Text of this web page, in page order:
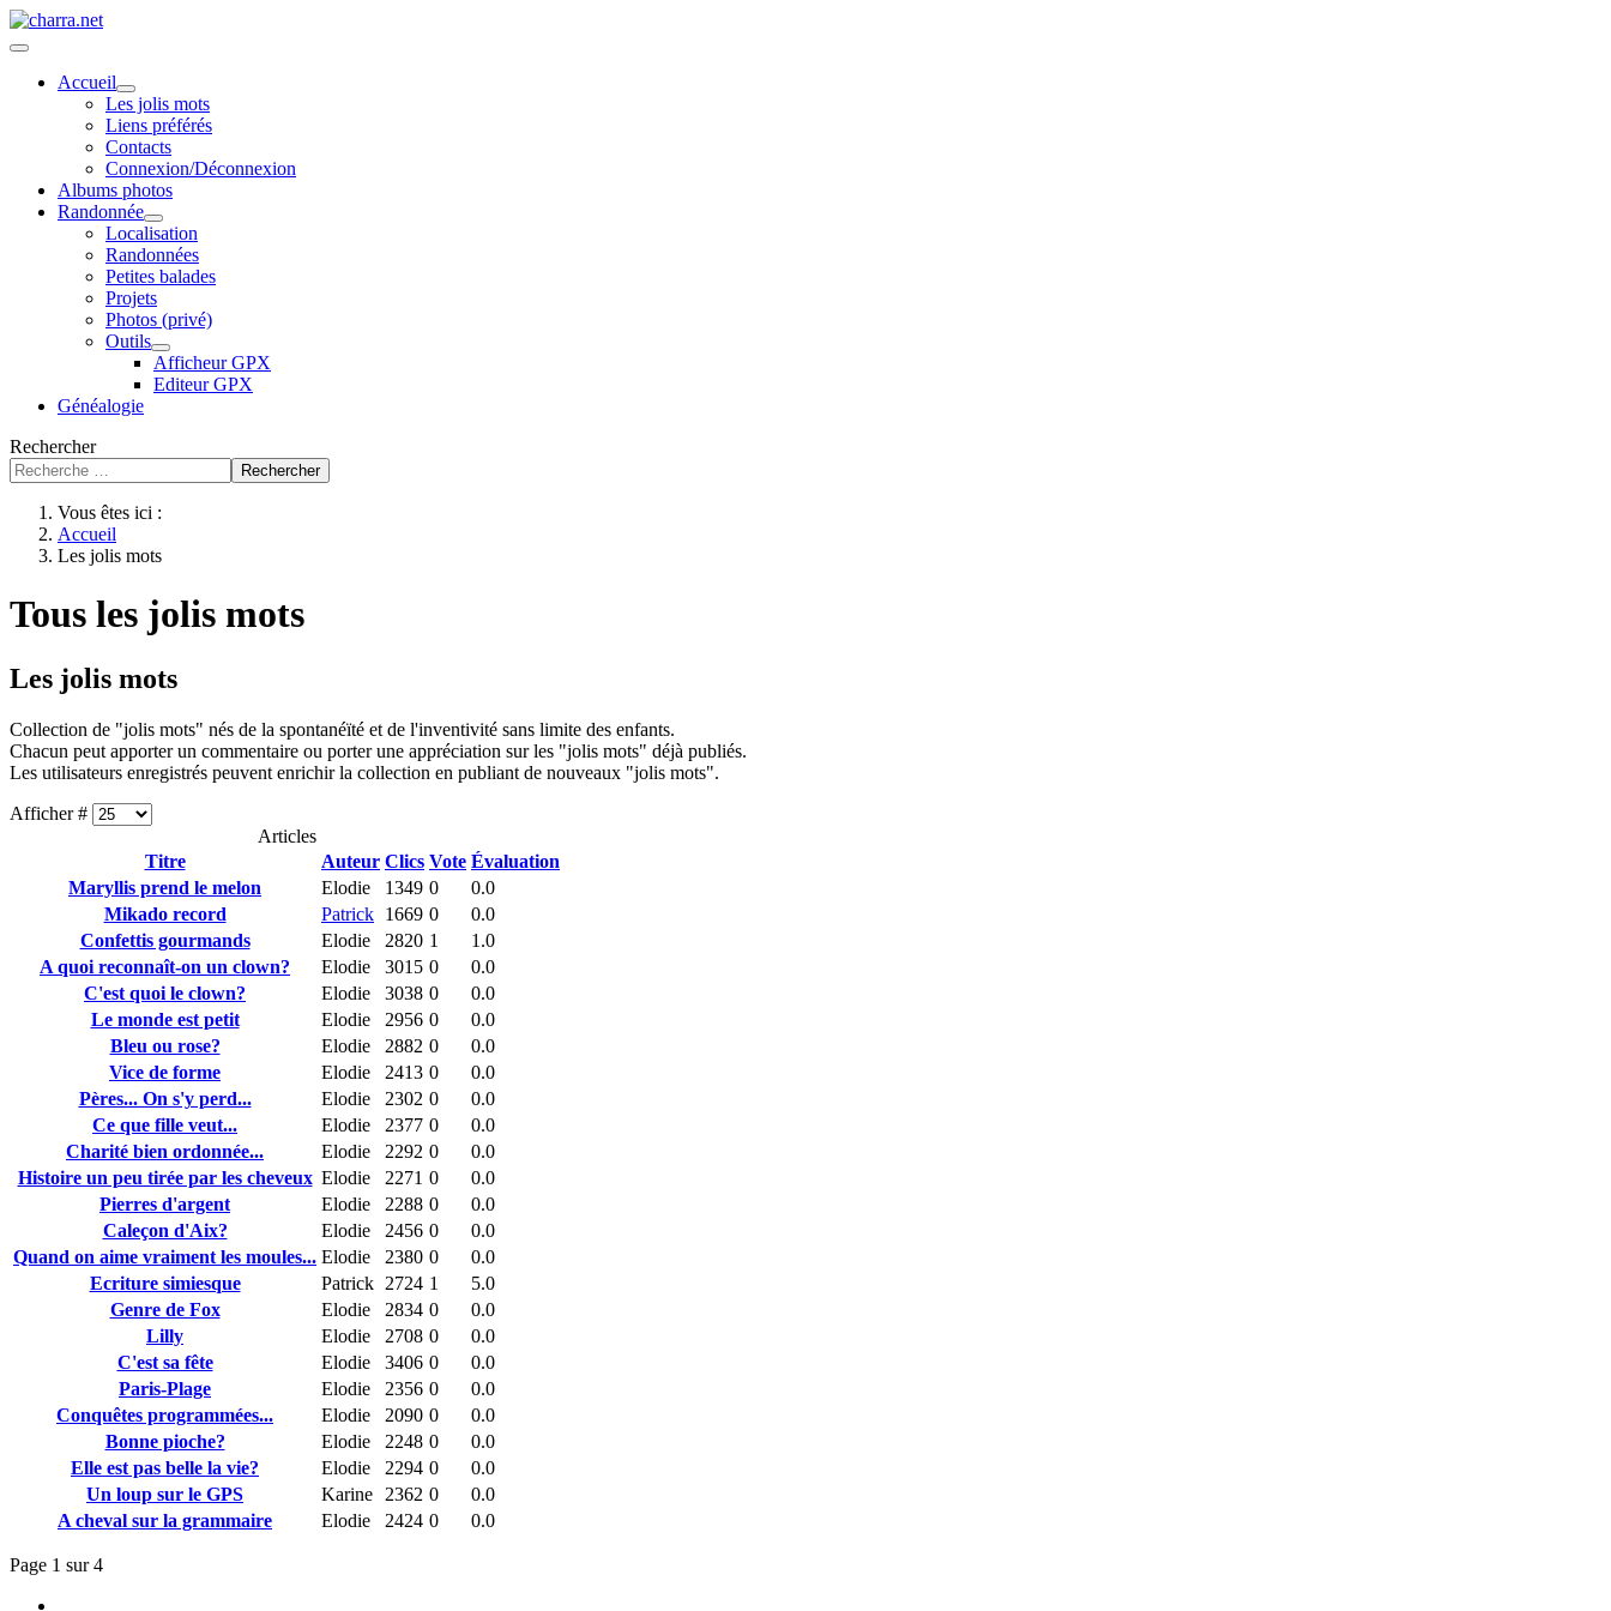
Accueil
Les jolis mots
Liens préférés
Contacts
Connexion/Déconnexion
Albums photos
Randonnée
Localisation
Randonnées
Petites balades
Projets
Photos (privé)
Outils
Afficheur GPX
Editeur GPX
Généalogie
Rechercher
Rechercher
Vous êtes ici :
Accueil
Les jolis mots
Tous les jolis mots
Les jolis mots
Collection de "jolis mots" nés de la spontanéïté et de l'inventivité sans limite des enfants.
Chacun peut apporter un commentaire ou porter une appréciation sur les "jolis mots" déjà publiés.
Les utilisateurs enregistrés peuvent enrichir la collection en publiant de nouveaux "jolis mots".
Afficher #
Articles
Titre
Auteur Clics Vote Évaluation
Maryllis prend le melon
Elodie 1349 0
0.0
Mikado record
Patrick 1669 0
0.0
Confettis gourmands
Elodie 2820 1
1.0
A quoi reconnaît-on un clown?
Elodie 3015 0
0.0
C'est quoi le clown?
Elodie 3038 0
0.0
Le monde est petit
Elodie 2956 0
0.0
Bleu ou rose?
Elodie 2882 0
0.0
Vice de forme
Elodie 2413 0
0.0
Pères... On s'y perd...
Elodie 2302 0
0.0
Ce que fille veut...
Elodie 2377 0
0.0
Charité bien ordonnée...
Elodie 2292 0
0.0
Histoire un peu tirée par les cheveux Elodie 2271 0
0.0
Pierres d'argent
Elodie 2288 0
0.0
Caleçon d'Aix?
Elodie 2456 0
0.0
Quand on aime vraiment les moules... Elodie 2380 0
0.0
Ecriture simiesque
Patrick 2724 1
5.0
Genre de Fox
Elodie 2834 0
0.0
Lilly
Elodie 2708 0
0.0
C'est sa fête
Elodie 3406 0
0.0
Paris-Plage
Elodie 2356 0
0.0
Conquêtes programmées...
Elodie 2090 0
0.0
Bonne pioche?
Elodie 2248 0
0.0
Elle est pas belle la vie?
Elodie 2294 0
0.0
Un loup sur le GPS
Karine 2362 0
0.0
A cheval sur la grammaire
Elodie 2424 0 0.0
Page 1 sur 4